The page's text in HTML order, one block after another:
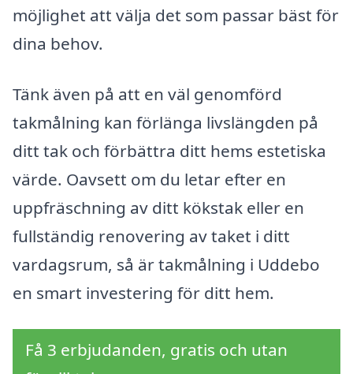
möjlighet att välja det som passar bäst för
dina behov.
Tänk även på att en väl genomförd
takmålning kan förlänga livslängden på
ditt tak och förbättra ditt hems estetiska
värde. Oavsett om du letar efter en
uppfräschning av ditt kökstak eller en
fullständig renovering av taket i ditt
vardagsrum, så är takmålning i Uddebo
en smart investering för ditt hem.
Få 3 erbjudanden, gratis och utan